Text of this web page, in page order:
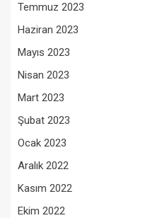
Temmuz 2023
Haziran 2023
Mayıs 2023
Nisan 2023
Mart 2023
Şubat 2023
Ocak 2023
Aralık 2022
Kasım 2022
Ekim 2022